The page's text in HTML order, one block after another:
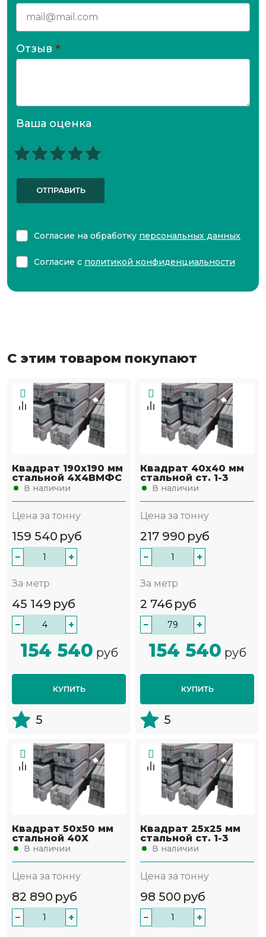
Отзыв *
Ваша оценка
ОТПРАВИТЬ
Согласие на обработку персональных данных
Согласие с политикой конфиденциальности
С этим товаром покупают
Квадрат 190х190 мм
стальной 4Х4ВМФС
В наличии
Цена за тонну
159 540 руб
− +
За метр
45 149 руб
− +
154 540 руб
КУПИТЬ
5
Квадрат 40х40 мм
стальной ст. 1-3
В наличии
Цена за тонну
217 990 руб
− +
За метр
2 746 руб
− +
154 540 руб
КУПИТЬ
5
Квадрат 50х50 мм
стальной 40Х
В наличии
Цена за тонну
82 890 руб
− +
Квадрат 25х25 мм
стальной ст. 1-3
В наличии
Цена за тонну
98 500 руб
− +